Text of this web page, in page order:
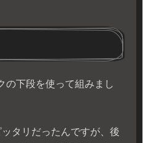
の下段を使って組みまし
タリだったんですが、後